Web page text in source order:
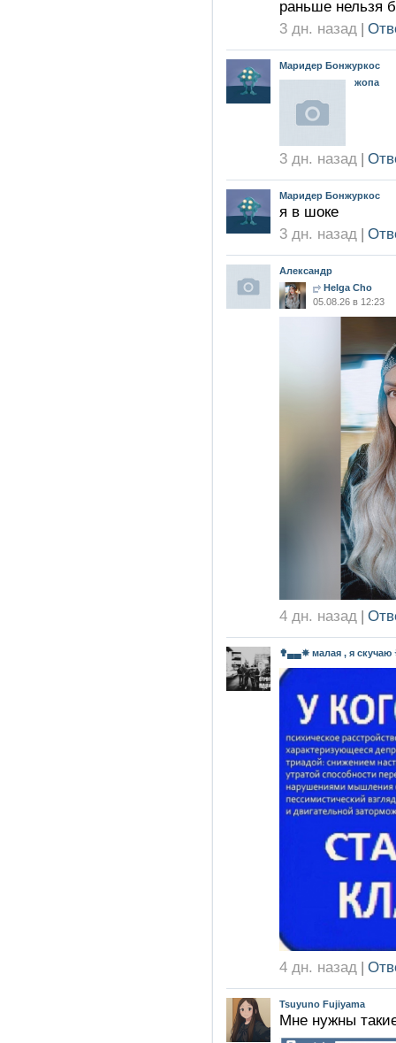
раньше нельзя
3 дн. назад |
Маридер Бонжуркос
жопа
3 дн. назад |
Маридер Бонжуркос
я в шоке
3 дн. назад |
Александр
Helga Cho
05.08.26 в 12:23
4 дн. назад |
✟▄▄✵ малая , я
4 дн. назад |
Tsuyuno Fujiyama
Мне нужны